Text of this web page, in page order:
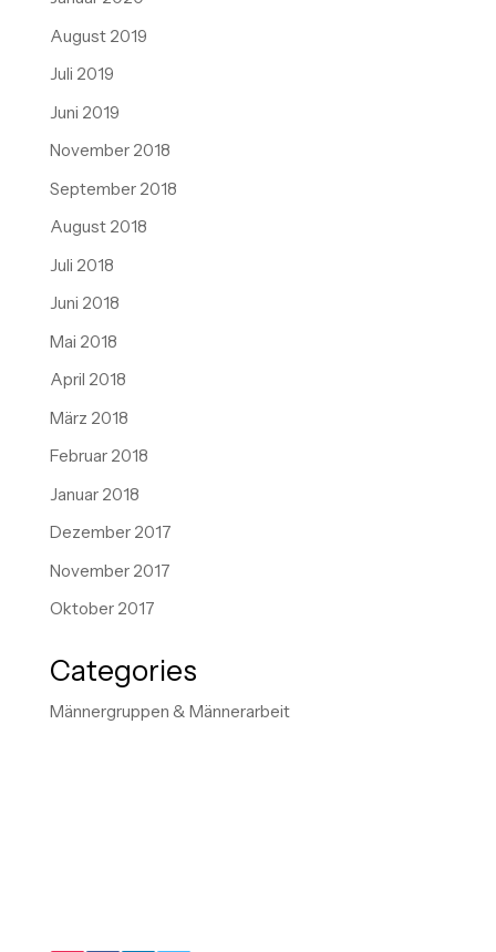
August 2019
Juli 2019
Juni 2019
November 2018
September 2018
August 2018
Juli 2018
Juni 2018
Mai 2018
April 2018
März 2018
Februar 2018
Januar 2018
Dezember 2017
November 2017
Oktober 2017
Categories
Männergruppen & Männerarbeit